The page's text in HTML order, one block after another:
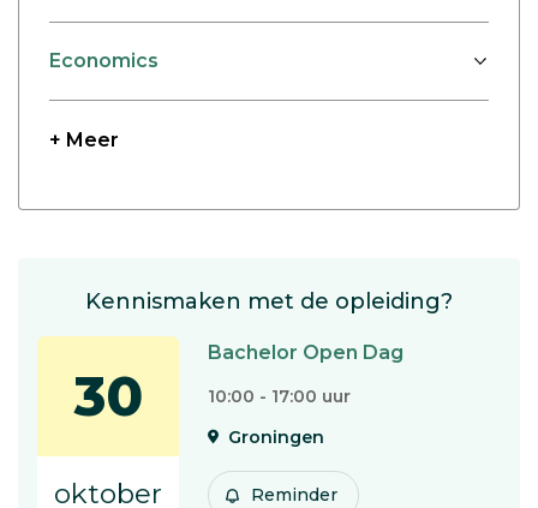
Economics
+ Meer
Kennismaken met de opleiding?
30
oktober
Bachelor Open Dag
10:00 - 17:00 uur
Groningen
Reminder